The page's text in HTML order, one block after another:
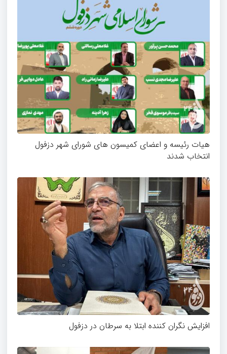
هیات رئیسه و اعضای کمیسون های شورای شهر دزفول
انتخاب شدند
افزایش نگران کننده ابتلا به سرطان در دزفول